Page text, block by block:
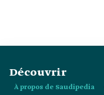
Découvrir
À propos de Saudipedia